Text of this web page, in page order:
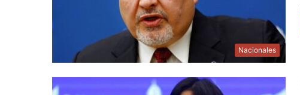
Nacionales